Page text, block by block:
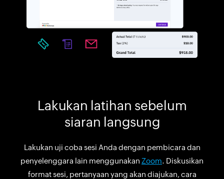
Lakukan latihan sebelum
siaran langsung
Lakukan uji coba sesi Anda dengan pembicara dan
penyelenggara lain menggunakan Zoom. Diskusikan
format sesi, pertanyaan yang akan diajukan, cara